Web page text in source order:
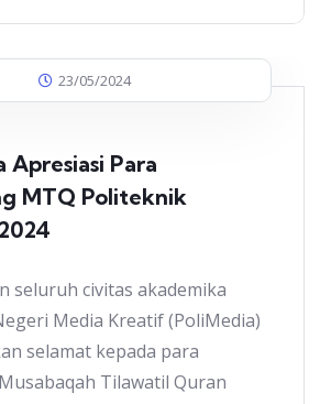
23/05/2024
Apresiasi Para
MTQ Politeknik
seluruh civitas akademika
Media Kreatif (PoliMedia)
selamat kepada para
Tilawatil Quran